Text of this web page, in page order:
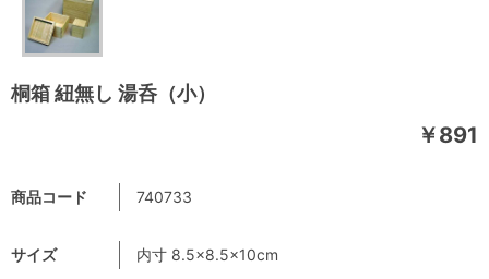
桐箱 紐無し 湯呑（小）
￥891
商品コード 740733
サイズ 内寸 8.5×8.5×10cm